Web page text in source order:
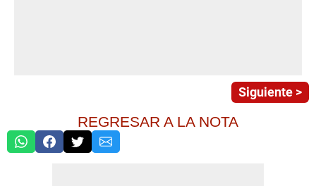
Siguiente >
REGRESAR A LA NOTA